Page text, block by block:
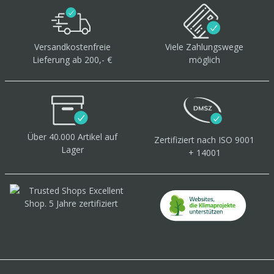
Versandkostenfreie
Lieferung ab 200,- €
Viele Zahlungswege
möglich
Über 40.000 Artikel auf
Lager
Zertifiziert nach ISO 9001
+ 14001